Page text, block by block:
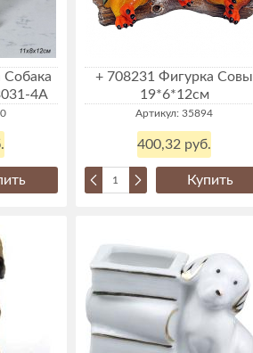
Собака
4А
+ 708231 Фигурка Совы
19*6*12см
Артикул: 35894
400,32 руб.
Купить